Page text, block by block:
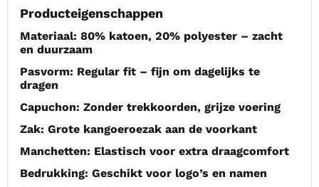
Producteigenschappen
Materiaal: 80% katoen, 20% polyester – zacht
en duurzaam
Pasvorm: Regular fit – fijn om dagelijks te
dragen
Capuchon: Zonder trekkoorden, grijze voering
Zak: Grote kangoeroezak aan de voorkant
Manchetten: Elastisch voor extra draagcomfort
Bedrukking: Geschikt voor logo’s en namen